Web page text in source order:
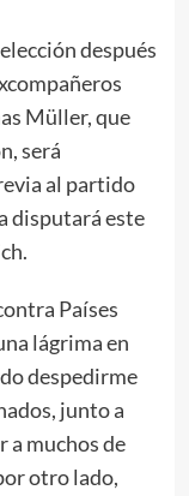
después
Müller, que
será
al partido
disputará este
Países
lágrima en
despedirme
junto a
a muchos de
otro lado,